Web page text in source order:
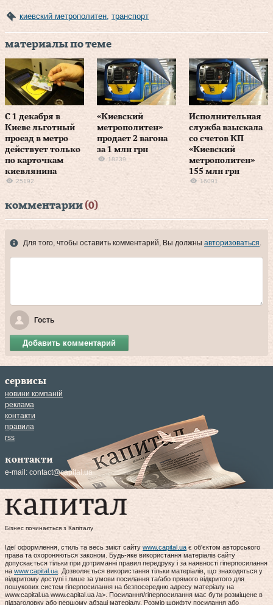
киевский метрополитен транспорт
материалы по теме
С 1 декабря в
Киеве льготный
проезд в метро
действует только
по карточкам
киевлянина
25192
«Киевский
метрополитен»
продает 2 вагона
за 1 млн грн
18239
Исполнительная
служба взыскала
со счетов КП
«Киевский
метрополитен»
155 млн грн
16091
комментарии (0)
Для того, чтобы оставить комментарий, Вы должны авторизоваться.
Гость
Добавить комментарий
сервисы
новини компаній
реклама
контакти
правила
rss
контакти
e-mail: contact@capital.ua
Бізнес починається з Капіталу
Ідеї оформлення, стиль та весь зміст сайту www.capital.ua є об'єктом авторського
права та охороняються законом. Будь-яке використання матеріалів сайту
допускається тільки при дотриманні правил передруку і за наявності гіперпосилання
на www.capital.ua. Дозволяється використання тільки матеріалів, що знаходяться у
відкритому доступі і лише за умови посилання та/або прямого відкритого для
пошукових систем гіперпосилання на безпосередню адресу матеріалу на
www.capital.ua www.capital.ua /a>. Посилання/гіперпосилання має бути розміщене в
підзаголовку або першому абзаці матеріалу. Розмір шрифту посилання або